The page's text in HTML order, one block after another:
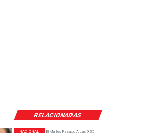
RELACIONADAS
El Martes Pasado A Las 9:55
NACIONAL